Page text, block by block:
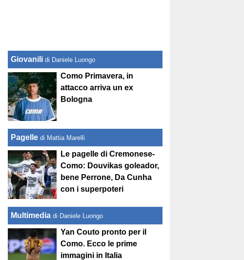
Giovanili di Daniele Luongo
Como Primavera, in
attacco arriva un ex
Bologna
Pagelle di Mattia Marelli
Le pagelle di Cremonese-
Como: Douvikas goleador,
bene Perrone, Da Cunha
con i superpoteri
Multimedia di Daniele Luongo
Yan Couto pronto per il
Como. Ecco le prime
immagini in Italia